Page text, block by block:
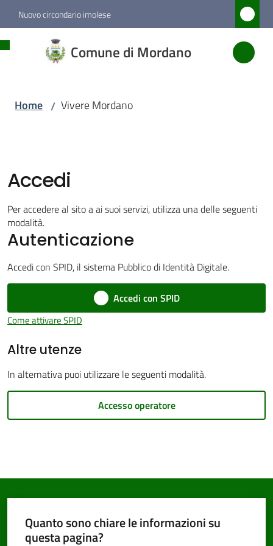
Vai al contenuto
Vai alla navigazione
Vai al footer
Nuovo circondario imolese
Comune di Mordano
di
Servizi
Vivere
Menu selezionato
PNRR
Servizi
line
Seguici
Home / Vivere Mordano
Accedi
Per accedere al sito a ai suoi servizi, utilizza una delle seguenti
modalità.
Autenticazione
Accedi con SPID, il sistema Pubblico di Identità Digitale.
Accedi con SPID
Come attivare SPID
Altre utenze
In alternativa puoi utilizzare le seguenti modalità.
Accesso operatore
Quanto sono chiare le informazioni su
questa pagina?